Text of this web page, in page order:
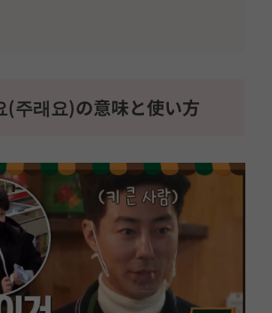
(주래요)の意味と使い方